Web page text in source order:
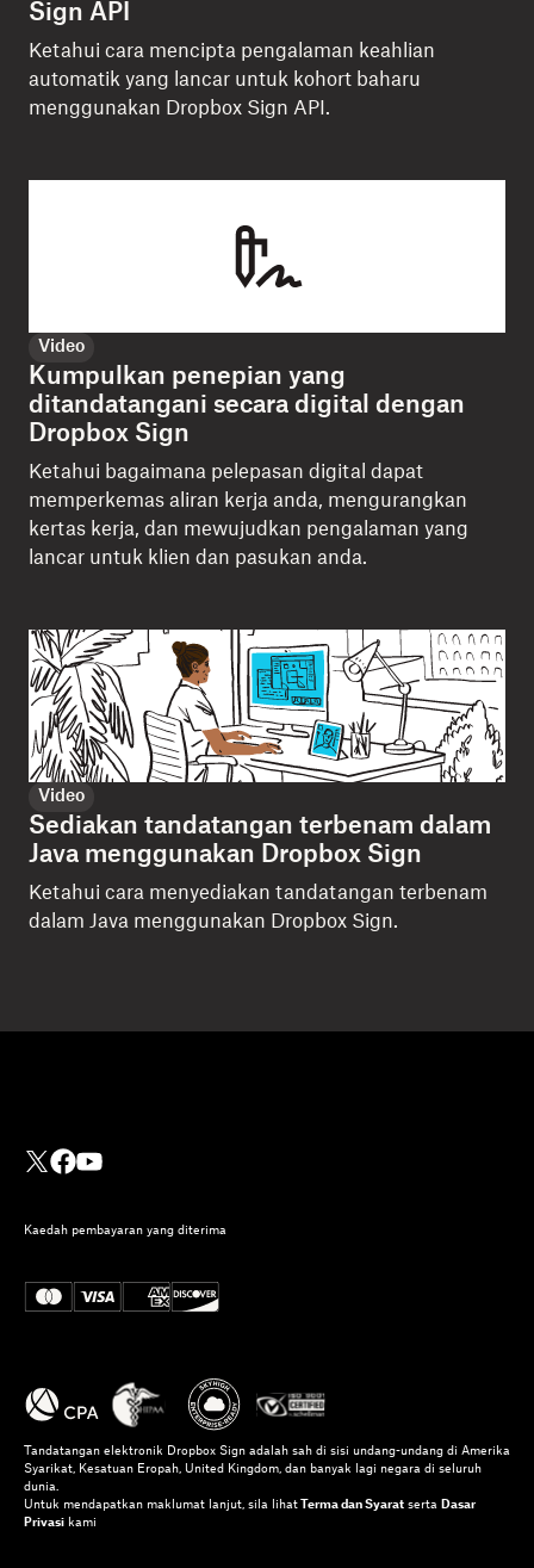
Sign API
Ketahui cara mencipta pengalaman keahlian
automatik yang lancar untuk kohort baharu
menggunakan Dropbox Sign API.
Video
Kumpulkan penepian yang
ditandatangani secara digital dengan
Dropbox Sign
Ketahui bagaimana pelepasan digital dapat
memperkemas aliran kerja anda, mengurangkan
kertas kerja, dan mewujudkan pengalaman yang
lancar untuk klien dan pasukan anda.
Video
Sediakan tandatangan terbenam dalam
Java menggunakan Dropbox Sign
Ketahui cara menyediakan tandatangan terbenam
dalam Java menggunakan Dropbox Sign.
Kaedah pembayaran yang diterima
Tandatangan elektronik Dropbox Sign adalah sah di sisi undang-undang di Amerika
Syarikat, Kesatuan Eropah, United Kingdom, dan banyak lagi negara di seluruh
dunia.
Untuk mendapatkan maklumat lanjut, sila lihat Terma dan Syarat serta Dasar
Privasi kami